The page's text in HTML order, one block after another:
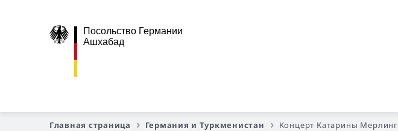
Посольство Германии
Ашхабад
Главная страница Германия и Туркменистан Концерт Катарины Мерлинг